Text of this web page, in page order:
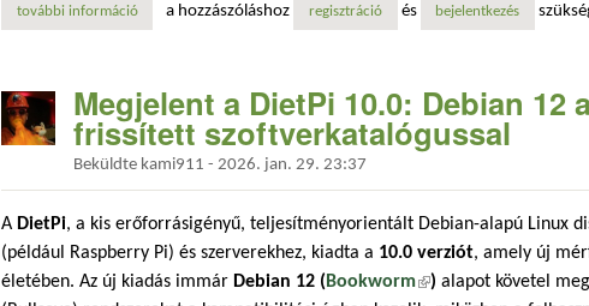
további információmegjelent a proxmox ve 9.0 – debian 13 „trixie” alapokon, új
a hozzászóláshoz regisztráció és bejelentkezés
Megjelent a DietPi 10.0: Debian 12
frissített szoftverkatalógussal
Beküldte kami911 - 2026. jan. 29. 23:37
A DietPi, a kis erőforrásigényű, teljesítményorientált Debian-alapú Linux
(például Raspberry Pi) és szerverekhez, kiadta a 10.0 verziót, amely új
életében. Az új kiadás immár Debian 12 (Bookworm(külső hivatkozás)
) alapot követel